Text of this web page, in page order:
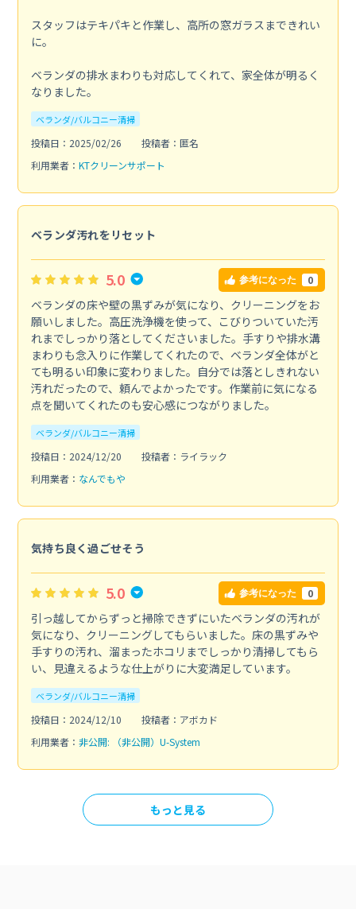
スタッフはテキパキと作業し、高所の窓ガラスまできれい
に。
ベランダの排水まわりも対応してくれて、家全体が明るく
なりました。
ベランダ/バルコニー清掃
投稿日：2025/02/26
投稿者：匿名
利用業者： KTクリーンサポート
ベランダ汚れをリセット
5.0 参考になった 0
ベランダの床や壁の黒ずみが気になり、クリーニングをお
願いしました。高圧洗浄機を使って、こびりついていた汚
れまでしっかり落としてくださいました。手すりや排水溝
まわりも念入りに作業してくれたので、ベランダ全体がと
ても明るい印象に変わりました。自分では落としきれない
汚れだったので、頼んでよかったです。作業前に気になる
点を聞いてくれたのも安心感につながりました。
ベランダ/バルコニー清掃
投稿日：2024/12/20
投稿者：ライラック
利用業者： なんでもや
気持ち良く過ごせそう
5.0 参考になった 0
引っ越してからずっと掃除できずにいたベランダの汚れが
気になり、クリーニングしてもらいました。床の黒ずみや
手すりの汚れ、溜まったホコリまでしっかり清掃してもら
い、見違えるような仕上がりに大変満足しています。
ベランダ/バルコニー清掃
投稿日：2024/12/10
投稿者：アボカド
利用業者： 非公開: （非公開）U-System
もっと見る